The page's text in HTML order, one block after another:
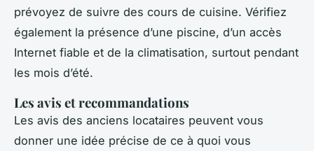
prévoyez de suivre des cours de cuisine. Vérifiez
également la présence d’une piscine, d’un accès
Internet fiable et de la climatisation, surtout pendant
les mois d’été.
Les avis et recommandations
Les avis des anciens locataires peuvent vous
donner une idée précise de ce à quoi vous